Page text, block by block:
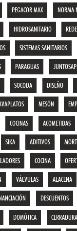
PEGACOR MAX NORMA
HIDROSANITARIO
SISTEMAS SANITARIOS
PARAGUAS
SOCODA DISEÑO
MESÓN
COCINAS ACOMETIDAS
SIKA ADITIVOS
COCINA
VÁLVULAS ALACENA
DESCUENTOS
DOMÓTICA